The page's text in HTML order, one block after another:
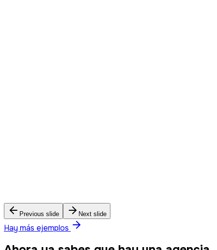
Previous slide Next slide
Hay más ejemplos